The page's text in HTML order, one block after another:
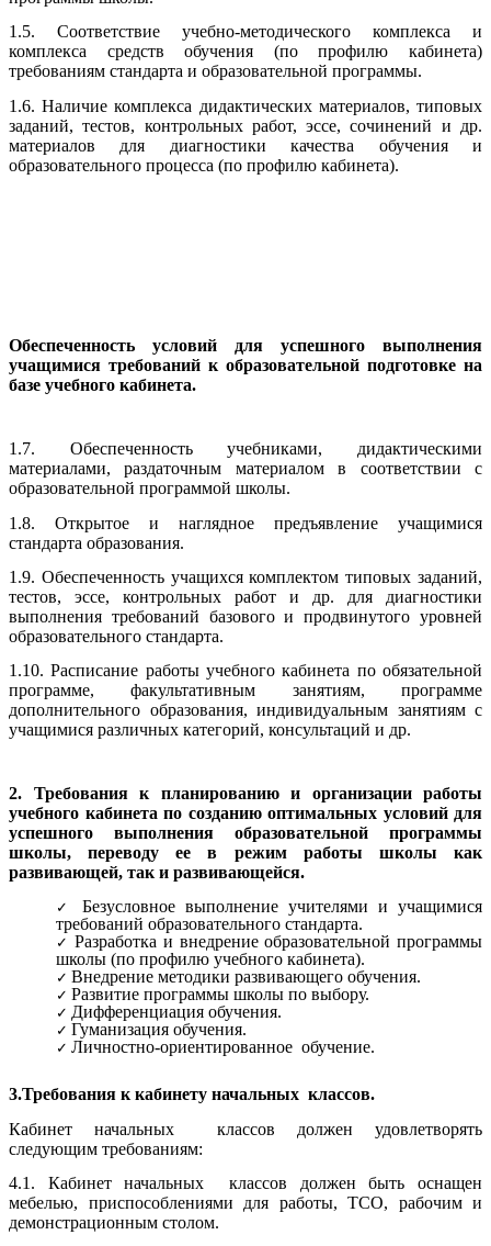
1.5. Соответствие учебно-методического комплекса и
комплекса средств обучения (по профилю кабинета)
требованиям стандарта и образовательной программы.
1.6. Наличие комплекса дидактических материалов, типовых
заданий, тестов, контрольных работ, эссе, сочинений и др.
материалов для диагностики качества обучения и
образовательного процесса (по профилю кабинета).
Обеспеченность условий для успешного выполнения
учащимися требований к образовательной подготовке на
базе учебного кабинета.
1.7. Обеспеченность учебниками, дидактическими
материалами, раздаточным материалом в соответствии с
образовательной программой школы.
1.8. Открытое и наглядное предъявление учащимися
стандарта образования.
1.9. Обеспеченность учащихся комплектом типовых заданий,
тестов, эссе, контрольных работ и др. для диагностики
выполнения требований базового и продвинутого уровней
образовательного стандарта.
1.10. Расписание работы учебного кабинета по обязательной
программе, факультативным занятиям, программе
дополнительного образования, индивидуальным занятиям с
учащимися различных категорий, консультаций и др.
2. Требования к планированию и организации работы
учебного кабинета по созданию оптимальных условий для
успешного выполнения образовательной программы
школы, переводу ее в режим работы школы как
развивающей, так и развивающейся.
Безусловное выполнение учителями и учащимися
требований образовательного стандарта.
Разработка и внедрение образовательной программы
школы (по профилю учебного кабинета).
Внедрение методики развивающего обучения.
Развитие программы школы по выбору.
Дифференциация обучения.
Гуманизация обучения.
Личностно-ориентированное обучение.
3.Требования к кабинету начальных классов.
Кабинет начальных классов должен удовлетворять
следующим требованиям:
4.1. Кабинет начальных классов должен быть оснащен
мебелью, приспособлениями для работы, ТСО, рабочим и
демонстрационным столом.